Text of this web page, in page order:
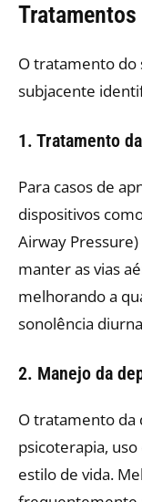
O tratamento do
subjacente
1. Tratamento
Para casos de
dispositivos
Airway
manter as vias
melhorando a
sonolência
2. Manejo da
O tratamento da
psicoterapia,
estilo de vida.